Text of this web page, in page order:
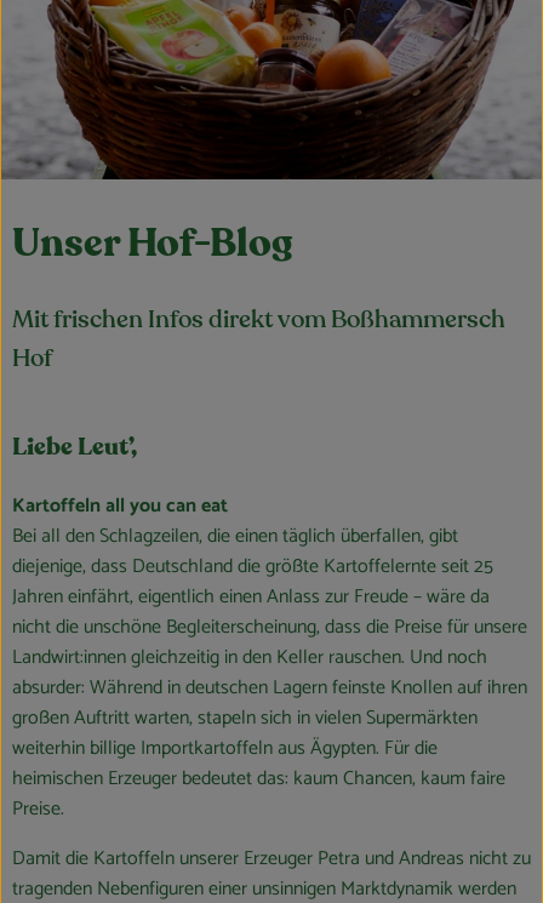
Obst & Gemüse
Kühltheke
Bäckerei
Getränke
Haus, Garten & Co.
So geht’s
Über uns
Blog
Unser Hof-Blog
Mit frischen Infos direkt vom Boßhammersch
Hof
Liebe Leut’,
Kartoffeln all you can eat
Bei all den Schlagzeilen, die einen täglich überfallen, gibt
diejenige, dass Deutschland die größte Kartoffelernte seit 25
Jahren einfährt, eigentlich einen Anlass zur Freude – wäre da
nicht die unschöne Begleiterscheinung, dass die Preise für unsere
Landwirt:innen gleichzeitig in den Keller rauschen. Und noch
absurder: Während in deutschen Lagern feinste Knollen auf ihren
großen Auftritt warten, stapeln sich in vielen Supermärkten
weiterhin billige Importkartoffeln aus Ägypten. Für die
heimischen Erzeuger bedeutet das: kaum Chancen, kaum faire
Preise.
Damit die Kartoffeln unserer Erzeuger Petra und Andreas nicht zu
tragenden Nebenfiguren einer unsinnigen Marktdynamik werden